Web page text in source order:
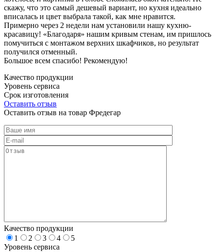
скажу, что это самый дешевый вариант, но кухня идеально
вписалась и цвет выбрала такой, как мне нравится.
Примерно через 2 недели нам установили нашу кухню-
красавицу! «Благодаря» нашим кривым стенам, им пришлось
помучиться с монтажом верхних шкафчиков, но результат
получился отменный.
Большое всем спасибо! Рекомендую!
Качество продукции
Уровень сервиса
Срок изготовления
Оставить отзыв
Оставить отзыв на товар Фредегар
Качество продукции
1
2 3 4
5
Уровень сервиса